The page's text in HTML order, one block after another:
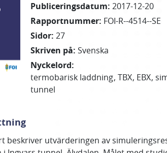
Publiceringsdatum: 2017-12-20
Rapportnummer: FOI-R--4514--SE
Sidor: 27
Skriven på: Svenska
Nyckelord:
termobarisk laddning TBX EBX
tunnel
beskriver utvärderingen av